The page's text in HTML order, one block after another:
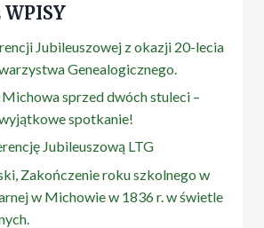
WPISY
Jubileuszowej z okazji 20-lecia
Genealogicznego.
sprzed dwóch stuleci –
spotkanie!
Jubileuszową LTG
Zakończenie roku szkolnego w
w Michowie w 1836 r. w świetle